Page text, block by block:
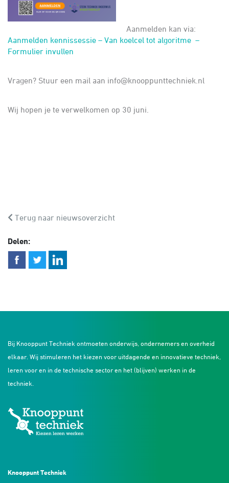
Aanmelden kan via:
Aanmelden kennissessie – Van koelcel tot algoritme –
Formulier invullen
Vragen? Stuur een mail aan info@knooppunttechniek.nl
Wij hopen je te verwelkomen op 30 juni.
Terug naar nieuwsoverzicht
Delen:
Bij Knooppunt Techniek ontmoeten onderwijs, ondernemers en overheid
elkaar. Wij stimuleren het kiezen voor uitdagende en innovatieve techniek,
leren voor en in de technische sector en het (blijven) werken in de
techniek.
Knooppunt Techniek